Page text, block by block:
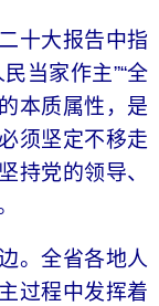
十大报告中指
当家作主”“全
本质属性，是
须坚定不移走
持党的领导、
。全省各地人
过程中发挥着